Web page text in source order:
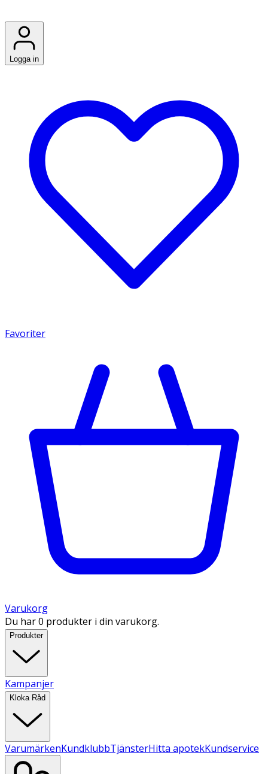
Logga in
Favoriter
Varukorg
Du har 0 produkter i din varukorg.
Produkter
Kampanjer
Kloka Råd
VarumärkenKundklubbTjänsterHitta apotekKundservice